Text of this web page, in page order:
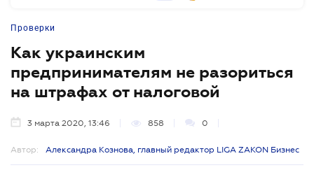
Проверки
Как украинским
предпринимателям не разориться
на штрафах от налоговой
3 марта 2020, 13:46 858 0
Автор: Александра Кознова, главный редактор LIGA ZAKON Бизнес